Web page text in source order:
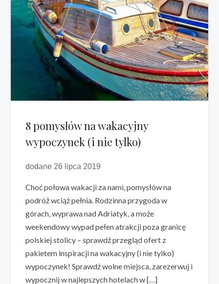
8 pomysłów na wakacyjny
wypoczynek (i nie tylko)
dodane 26 lipca 2019
Choć połowa wakacji za nami, pomysłów na
podróż wciąż pełnia. Rodzinna przygoda w
górach, wyprawa nad Adriatyk, a może
weekendowy wypad pełen atrakcji poza granicę
polskiej stolicy – sprawdź przegląd ofert z
pakietem inspiracji na wakacyjny (i nie tylko)
wypoczynek! Sprawdź wolne miejsca, zarezerwuj i
wypocznij w najlepszych hotelach w […]